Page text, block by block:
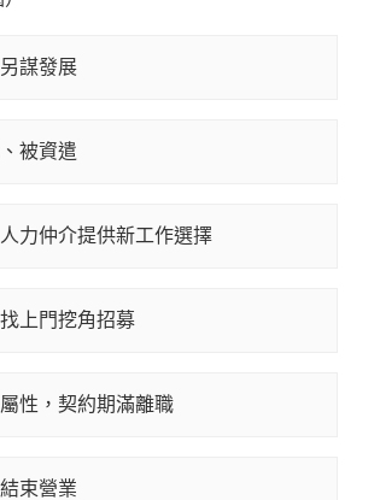
謀發展
被資遣
力仲介提供新工作選擇
上門挖角招募
性，契約期滿離職
束營業